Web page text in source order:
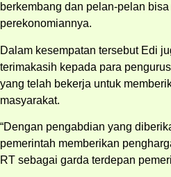
berkembang dan pelan-pelan
perekonomiannya.
Dalam kesempatan tersebut Edi
terimakasih kepada para
yang telah bekerja untuk
masyarakat.
“Dengan pengabdian yang
pemerintah memberikan
RT sebagai garda terdepan